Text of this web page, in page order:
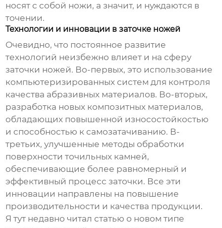
носят с собой ножи, а значит, и нуждаются в
точении.
Технологии и инновации в заточке ножей
Очевидно, что постоянное развитие
технологий неизбежно влияет и на сферу
заточки ножей. Во-первых, это использование
компьютеризированных систем для контроля
качества абразивных материалов. Во-вторых,
разработка новых композитных материалов,
обладающих повышенной износостойкостью
и способностью к самозатачиванию. В-
третьих, улучшенные методы обработки
поверхности точильных камней,
обеспечивающие более равномерный и
эффективный процесс заточки. Все эти
инновации направлены на повышение
производительности и качества продукции.
Я тут недавно читал статью о новом типе